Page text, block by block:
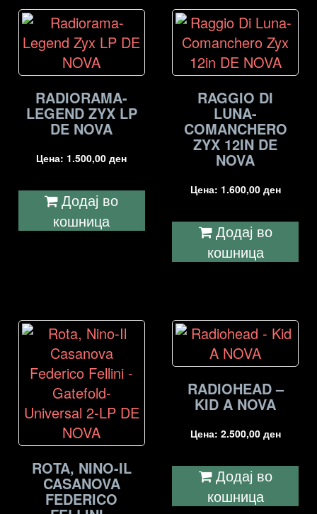
RADIORAMA-
LEGEND ZYX LP
DE NOVA
Цена: 1.500,00ден
Додај во
кошница
RAGGIO DI
LUNA-
COMANCHERO
ZYX 12IN DE
NOVA
Цена: 1.600,00 ден
Додај во
кошница
ROTA, NINO-IL
CASANOVA
FEDERICO
RADIOHEAD –
KID A NOVA
Цена: 2.500,00 ден
Додај во
кошница